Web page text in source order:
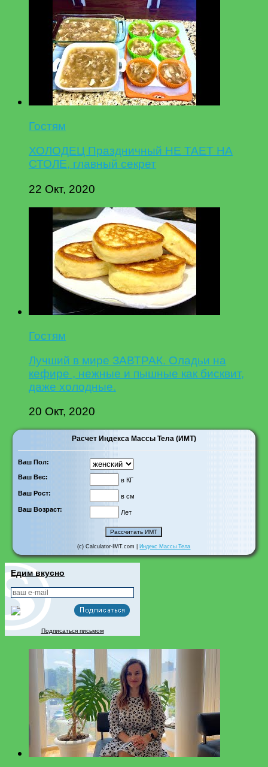
Гостям
ХОЛОДЕЦ Праздничный НЕ ТАЕТ НА
СТОЛЕ, главный секрет
22 Окт, 2020
Гостям
Лучший в мире ЗАВТРАК. Оладьи на
кефире , нежные и пышные как бисквит,
даже холодные.
20 Окт, 2020
Расчет Индекса Массы Тела (ИМТ)
Ваш Пол:
Ваш Вес:
в КГ
Ваш Рост:
в см
Ваш Возраст:
Лет
(c) Calculator-IMT.com | Индекс Массы Тела
Едим вкусно
Подписаться письмом